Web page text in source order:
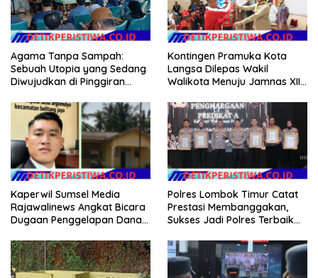
Agama Tanpa Sampah:
Sebuah Utopia yang Sedang
Diwujudkan di Pinggiran
Kontingen Pramuka Kota
Langsa Dilepas Wakil
Walikota Menuju Jamnas XII
Kaperwil Sumsel Media
Rajawalinews Angkat Bicara
Dugaan Penggelapan Dana
Argomulyo Belitang Jaya
Hilang 3 Bulan Bawa
Anggaran Pembangunan
Polres Lombok Timur Catat
Prestasi Membanggakan,
Sukses Jadi Polres Terbaik
NTB